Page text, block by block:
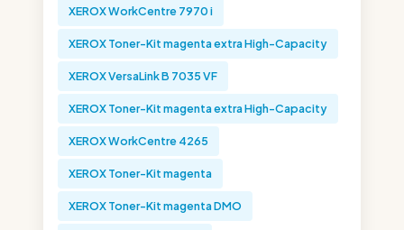
XEROX WorkCentre 7970 i
XEROX Toner-Kit magenta extra High-Capacity
XEROX VersaLink B 7035 VF
XEROX Toner-Kit magenta extra High-Capacity
XEROX WorkCentre 4265
XEROX Toner-Kit magenta
XEROX Toner-Kit magenta DMO